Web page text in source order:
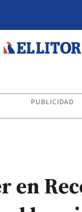
PUBLICIDAD
en